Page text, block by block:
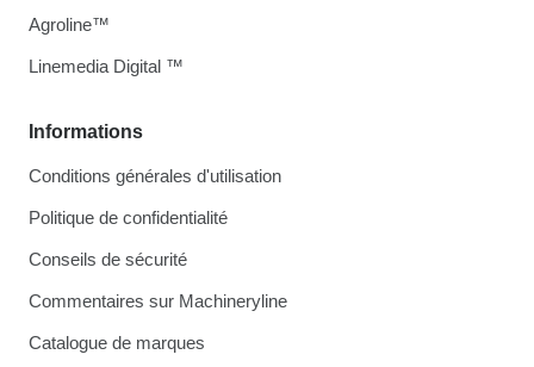
Informations
Conditions générales d'utilisation
Politique de confidentialité
Conseils de sécurité
Commentaires sur Machineryline
Catalogue de marques
Agroline™
Linemedia Digital ™